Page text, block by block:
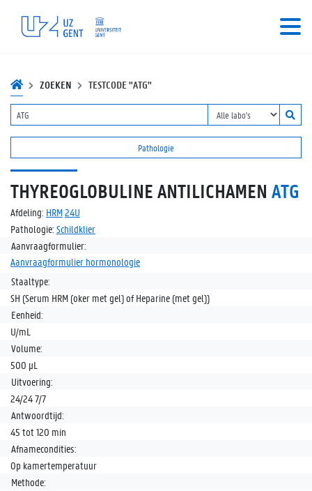
ZOEKEN TESTCODE "ATG"
Pathologie
THYREOGLOBULINE ANTILICHAMEN ATG
Afdeling: HRM24U
Pathologie: Schildklier
Aanvraagformulier:
Aanvraagformulier hormonologie
Staaltype:
SH (Serum HRM (oker met gel) of Heparine (met gel))
Eenheid:
U/mL
Volume:
500 µL
Uitvoering:
24/24 7/7
Antwoordtijd:
45 tot 120 min
Afnamecondities:
Op kamertemperatuur
Methode: